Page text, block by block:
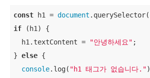
const h1 = document .querySelector(
if (h1) {
  h1.textContent =
"안녕하세요" ;
} else {
console.log( "h1 태그가 없습니다.")